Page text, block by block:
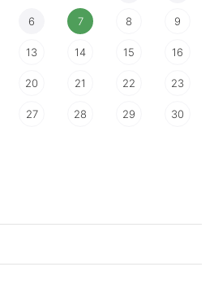
6 7 8 9
13 14 15 16
20 21 22 23
27 28 29 30